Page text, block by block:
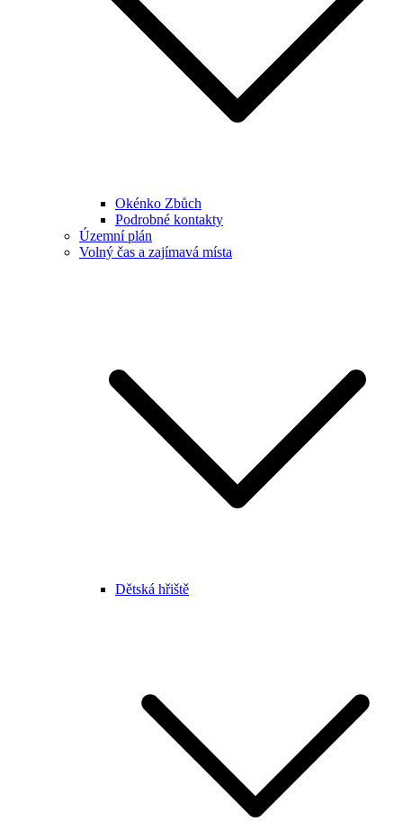
Okénko Zbůch
Podrobné kontakty
Územní plán
Volný čas a zajímavá místa
Dětská hřiště